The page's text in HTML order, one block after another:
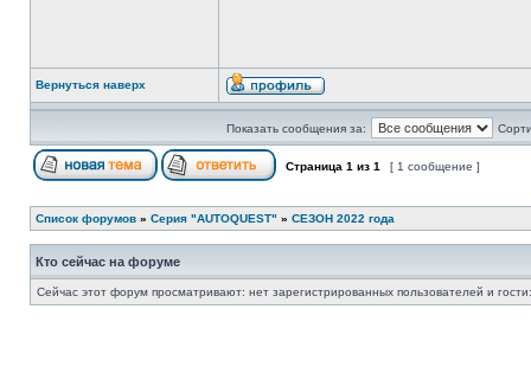
Вернуться наверх
Показать сообщения за:
Страница 1 из 1 [ 1 сообщение ]
Список форумов » Серия "AUTOQUEST" » СЕЗОН 2022 года
Кто сейчас на форуме
Сейчас этот форум просматривают: нет зарегистрированных пользователей и